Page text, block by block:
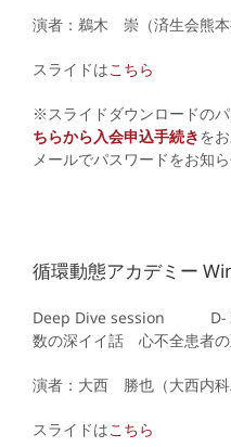
演者：鵜木 崇（済生会熊本
スライドはこちら
※スライドダウンロードの
ちらから入会申込手続きを
メールでパスワードをお知
循環動態アカデミー
Deep Dive session D-
数の深イイ話 心不全患者の
演者：大西 勝也（大西内科
スライドはこちら